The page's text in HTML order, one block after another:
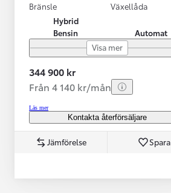
Bränsle
Hybrid
Bensin
Växellåda
Automat
Visa mer
344 900 kr
Från 4 140 kr/mån
Läs mer
Kontakta återförsäljare
Jämförelse Spara